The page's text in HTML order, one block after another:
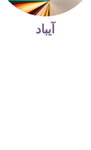
آيباد